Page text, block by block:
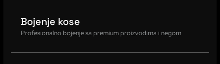
Bojenje kose
Profesionalno bojenje sa premium proizvodima i negom